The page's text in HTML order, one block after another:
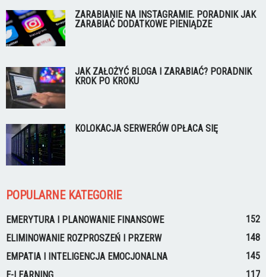
ZARABIANIE NA INSTAGRAMIE. PORADNIK JAK
ZARABIAĆ DODATKOWE PIENIĄDZE
JAK ZAŁOŻYĆ BLOGA I ZARABIAĆ? PORADNIK
KROK PO KROKU
KOLOKACJA SERWERÓW OPŁACA SIĘ
POPULARNE KATEGORIE
EMERYTURA I PLANOWANIE FINANSOWE
152
ELIMINOWANIE ROZPROSZEŃ I PRZERW
148
EMPATIA I INTELIGENCJA EMOCJONALNA
145
117